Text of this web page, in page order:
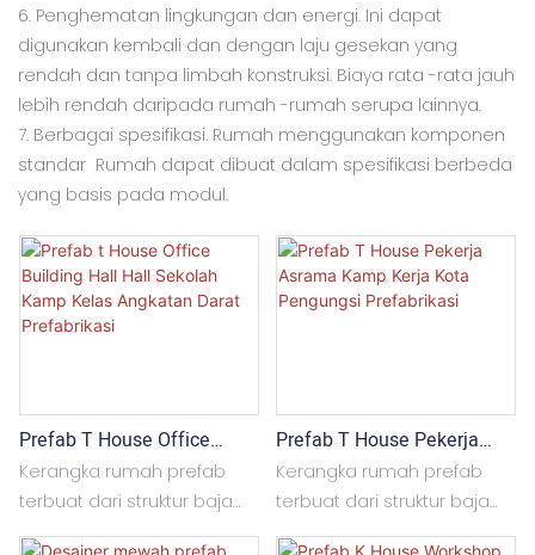
6. Penghematan lingkungan dan energi. Ini dapat
digunakan kembali dan dengan laju gesekan yang
rendah dan tanpa limbah konstruksi. Biaya rata -rata jauh
lebih rendah daripada rumah -rumah serupa lainnya.
7. Berbagai spesifikasi. Rumah menggunakan komponen
standar Rumah dapat dibuat dalam spesifikasi berbeda
yang basis pada modul.
Prefab T House Office
Building Hall Hall Sekolah
Kamp Kelas Angkatan Darat
Kerangka rumah prefab
terbuat dari struktur baja
ringan, biasanya baja
Prefab T House Pekerja
Asrama Kamp Kerja Kota
Pengungsi Prefabrikasi
Kerangka rumah prefab
terbuat dari struktur baja
ringan, biasanya baja